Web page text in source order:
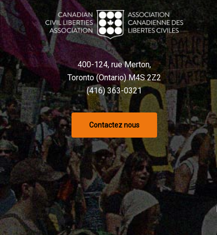
400-124, rue Merton,
Toronto (Ontario) M4S 2Z2
(416) 363-0321
Contactez nous